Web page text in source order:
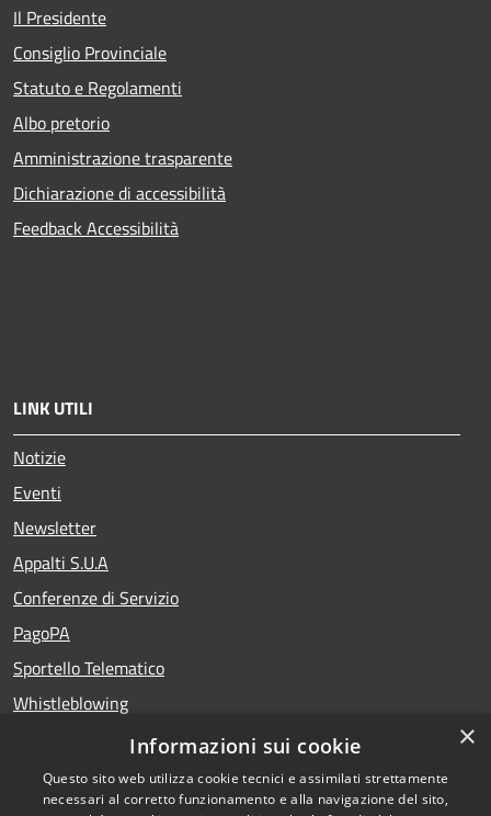
Il Presidente
Consiglio Provinciale
Statuto e Regolamenti
Albo pretorio
Amministrazione trasparente
Dichiarazione di accessibilità
Feedback Accessibilità
LINK UTILI
Notizie
Eventi
Newsletter
Appalti S.U.A
Conferenze di Servizio
PagoPA
Sportello Telematico
Whistleblowing
Teatro del Fuoco
Portale Storico della Provincia di Foggia
×
Informazioni sui cookie
Questo sito web utilizza cookie tecnici e assimilati strettamente
necessari al corretto funzionamento e alla navigazione del sito,